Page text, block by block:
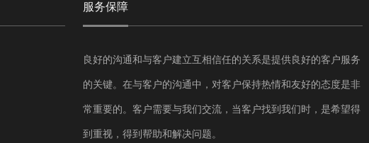
服务保障
良好的沟通和与客户建立互相信任的关系是提供良好的客户服务
的关键。在与客户的沟通中，对客户保持热情和友好的态度是非
常重要的。客户需要与我们交流，当客户找到我们时，是希望得
到重视，得到帮助和解决问题。